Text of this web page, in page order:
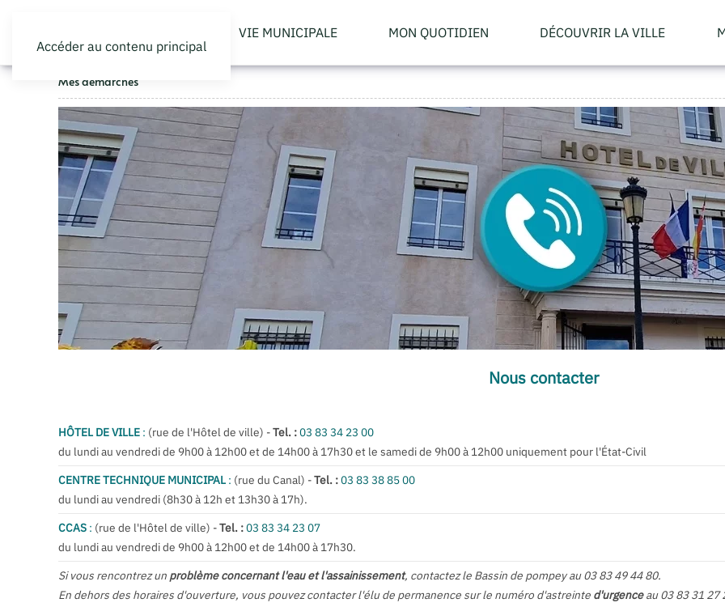
Accéder au contenu principal
VIE MUNICIPALE MON QUOTIDIEN DÉCOUVRIR LA VILLE
Mes démarches
Nous contacter
HÔTEL DE VILLE : (rue de l'Hôtel de ville) -Tel. :03 83 34 23 00
du lundi au vendredi de 9h00 à 12h00 et de 14h00 à 17h30 et le samedi de 9h00 à 12h00 uniquement pour l'État-Civil
CENTRE TECHNIQUE MUNICIPAL : (rue du Canal) -Tel. :03 83 38 85 00
du lundi au vendredi (8h30 à 12h et 13h30 à 17h).
CCAS : (rue de l'Hôtel de ville) -Tel. :03 83 34 23 07
du lundi au vendredi de 9h00 à 12h00 et de 14h00 à 17h30.
Si vous rencontrez un problème concernant l'eau et l'assainissement, contactez le Bassin de pompey au 03 83 49 44 80.
En dehors des horaires d'ouverture, vous pouvez contacter l'élu de permanence sur le numéro d'astreinte d'urgenceau 03 83 31 27